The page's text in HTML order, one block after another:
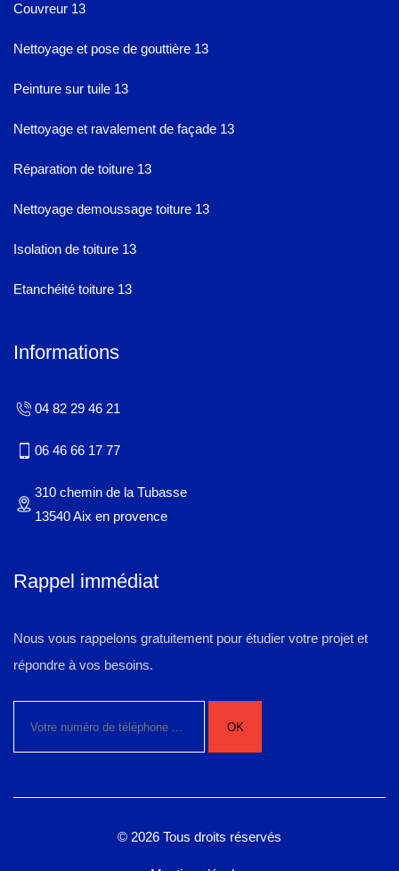
Couvreur 13
Nettoyage et pose de gouttière 13
Peinture sur tuile 13
Nettoyage et ravalement de façade 13
Réparation de toiture 13
Nettoyage demoussage toiture 13
Isolation de toiture 13
Etanchéité toiture 13
Informations
04 82 29 46 21
06 46 66 17 77
310 chemin de la Tubasse
13540 Aix en provence
Rappel immédiat
Nous vous rappelons gratuitement pour étudier votre projet et
répondre à vos besoins.
© 2026 Tous droits réservés